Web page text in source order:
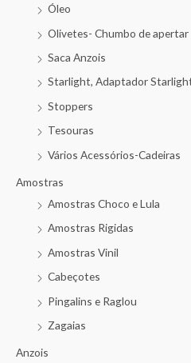
Óleo
Olivetes- Chumbo de apertar
Saca Anzois
Starlight, Adaptador
Stoppers
Tesouras
Vários Acessórios-Cadeiras
Amostras
Amostras Choco e Lula
Amostras Rigidas
Amostras Vinil
Cabeçotes
Pingalins e Raglou
Zagaias
Anzois